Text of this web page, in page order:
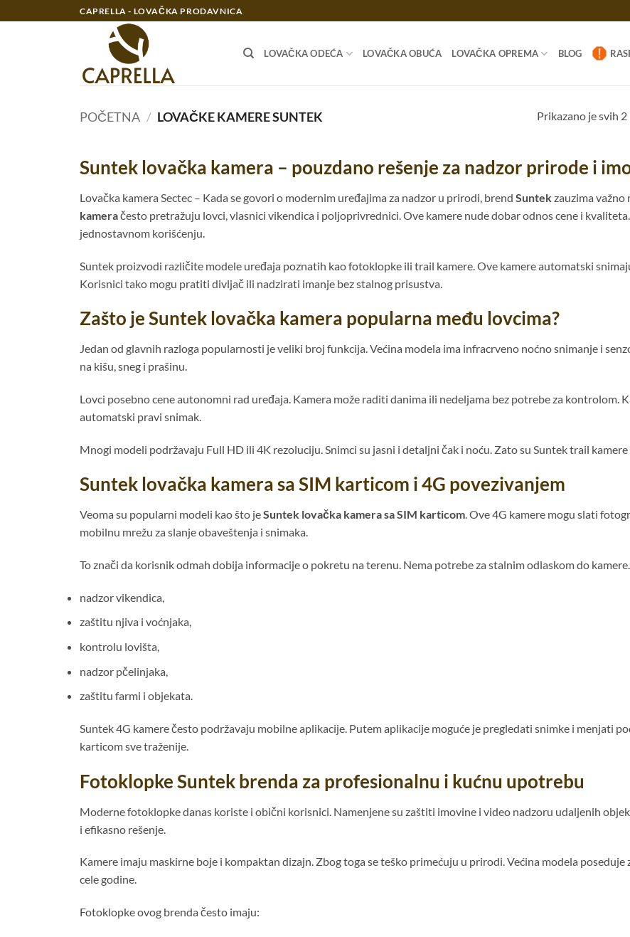
na
CAPRELLA - LOVAČKA PRODAVNICA
LOVAČKA ODEĆA LOVAČKA OBUĆA LOVAČKA OPREMA BLOG
POČETNA / LOVAČKE KAMERE SUNTEK Prikazano je svih
Suntek lovačka kamera – pouzdano rešenje za nadzor prirode i
Lovačka kamera Sectec – Kada se govori o modernim uređajima za nadzor u prirodi, brend Suntekzauzima važno
kameračesto pretražuju lovci, vlasnici vikendica i poljoprivrednici. Ove kamere nude dobar odnos cene i
jednostavnom korišćenju.
Suntek proizvodi različite modele uređaja poznatih kao fotoklopke ili trail kamere. Ove kamere automatski
Korisnici tako mogu pratiti divljač ili nadzirati imanje bez stalnog prisustva.
Zašto je Suntek lovačka kamera popularna među lovcima?
Jedan od glavnih razloga popularnosti je veliki broj funkcija. Većina modela ima infracrveno noćno snimanje i
na kišu, sneg i prašinu.
Lovci posebno cene autonomni rad uređaja. Kamera može raditi danima ili nedeljama bez potrebe za kontrolom.
automatski pravi snimak.
Mnogi modeli podržavaju Full HD ili 4K rezoluciju. Snimci su jasni i detaljni čak i noću. Zato su Suntek trail
Suntek lovačka kamera sa SIM karticom i 4G povezivanjem
Veoma su popularni modeli kao što jeSuntek lovačka kamera sa SIM karticom. Ove 4G kamere mogu slati
mobilnu mrežu za slanje obaveštenja i snimaka.
To znači da korisnik odmah dobija informacije o pokretu na terenu. Nema potrebe za stalnim odlaskom do
nadzor vikendica,
zaštitu njiva i voćnjaka,
kontrolu lovišta,
nadzor pčelinjaka,
zaštitu farmi i objekata.
Suntek 4G kamere često podržavaju mobilne aplikacije. Putem aplikacije moguće je pregledati snimke i menjati
karticom sve traženije.
Fotoklopke Suntek brenda za profesionalnu i kućnu upotrebu
Moderne fotoklopke danas koriste i obični korisnici. Namenjene su zaštiti imovine i video nadzoru udaljenih
i efikasno rešenje.
Kamere imaju maskirne boje i kompaktan dizajn. Zbog toga se teško primećuju u prirodi. Većina modela
cele godine.
Fotoklopke ovog brenda često imaju: